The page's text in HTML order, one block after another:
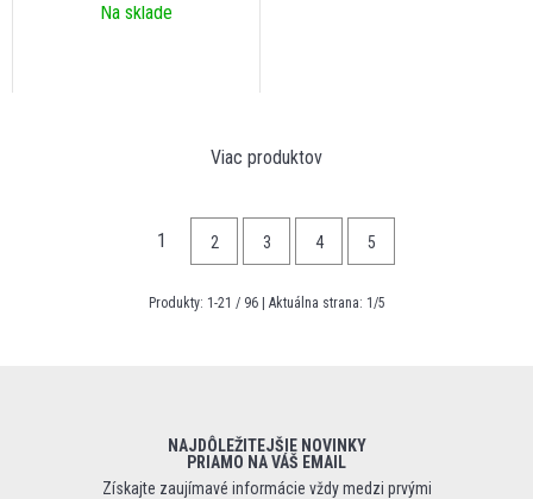
Na sklade
Viac produktov
1 2 3 4 5
Produkty: 1-21 / 96| Aktuálna strana: 1/5
NAJDÔLEŽITEJŠIE NOVINKY
PRIAMO NA VÁŠ EMAIL
Získajte zaujímavé informácie vždy medzi prvými